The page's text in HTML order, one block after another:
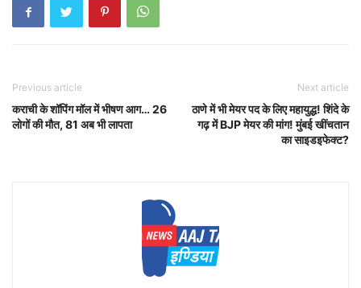
Previous article
कराची के शॉपिंग मॉल में भीषण आग… 26
लोगों की मौत, 81 अब भी लापता
Next article
ठाणे में भी मेयर पद के लिए महायुद्ध! शिंदे के
गढ़ में BJP मेयर की मांग! मुंबई खींचतान
का साइडइफेक्ट?